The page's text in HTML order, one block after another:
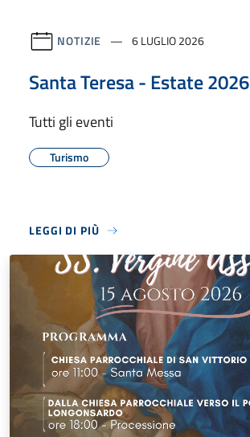
NOTIZIE 6 LUGLIO 2026
Santa Teresa - Estate 2026
Tutti gli eventi
Turismo
LEGGI DI PIÙ